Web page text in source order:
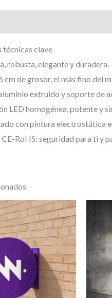
técnicas clave
robusta, elegante y duradera.
cm de grosor, el más fino del
extruido y soporte de
LED homogénea, potente y
con pintura electrostática
RoHS: seguridad para ti y